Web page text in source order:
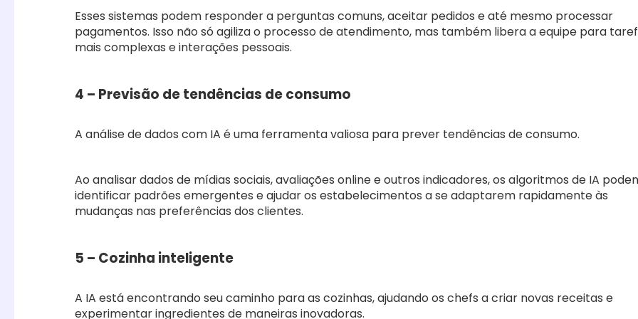
Esses sistemas podem responder a perguntas comuns, aceitar pedidos e até mesmo processar
pagamentos. Isso não só agiliza o processo de atendimento, mas também libera a equipe para
mais complexas e interações pessoais.
4 – Previsão de tendências de consumo
A análise de dados com IA é uma ferramenta valiosa para prever tendências de consumo.
Ao analisar dados de mídias sociais, avaliações online e outros indicadores, os algoritmos de IA
identificar padrões emergentes e ajudar os estabelecimentos a se adaptarem rapidamente às
mudanças nas preferências dos clientes.
5 – Cozinha inteligente
A IA está encontrando seu caminho para as cozinhas, ajudando os chefs a criar novas receitas e
experimentar ingredientes de maneiras inovadoras.